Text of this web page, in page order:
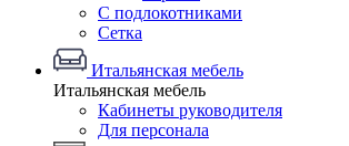
С подлокотниками
Сетка
Итальянская мебель
Итальянская мебель
Кабинеты руководителя
Для персонала